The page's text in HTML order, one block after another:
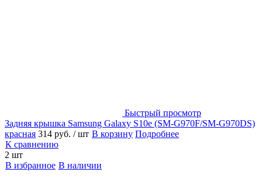
Быстрый просмотр
Задняя крышка Samsung Galaxy S10e (SM-G970F/SM-G970DS)
красная 314 руб. / шт В корзину Подробнее
К сравнению
2 шт
В избранное В наличии